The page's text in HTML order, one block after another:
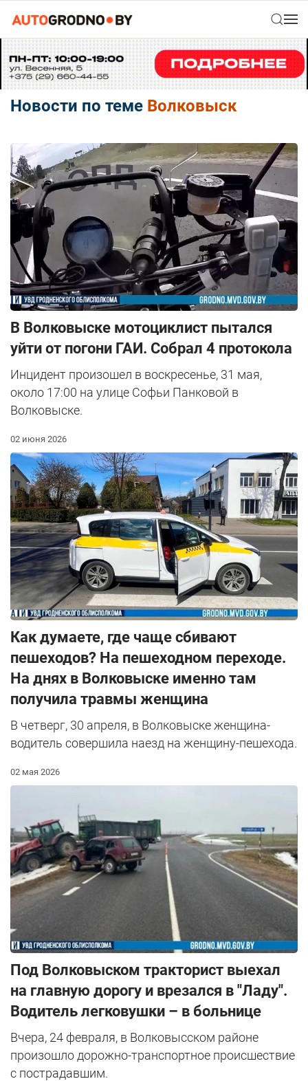
Новости по теме Волковыск
В Волковыске мотоциклист пытался
уйти от погони ГАИ. Собрал 4 протокола
Инцидент произошел в воскресенье, 31 мая,
около 17:00 на улице Софьи Панковой в
Волковыске.
02 июня 2026
Как думаете, где чаще сбивают
пешеходов? На пешеходном переходе.
На днях в Волковыске именно там
получила травмы женщина
В четверг, 30 апреля, в Волковыске женщина-
водитель совершила наезд на женщину-пешехода.
02 мая 2026
Под Волковыском тракторист выехал
на главную дорогу и врезался в "Ладу".
Водитель легковушки – в больнице
Вчера, 24 февраля, в Волковысском районе
произошло дорожно-транспортное происшествие
с пострадавшим.